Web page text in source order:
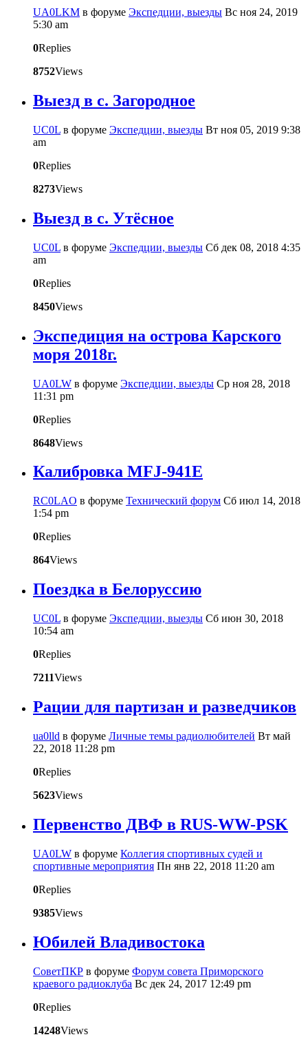
UA0LKM в форуме Экспедции, выезды Вс ноя 24, 2019
5:30 am
0Replies
8752Views
Выезд в с. Загородное
UC0L в форуме Экспедции, выезды Вт ноя 05, 2019 9:38
am
0Replies
8273Views
Выезд в с. Утёсное
UC0L в форуме Экспедции, выезды Сб дек 08, 2018 4:35
am
0Replies
8450Views
Экспедиция на острова Карского
моря 2018г.
UA0LW в форуме Экспедции, выезды Ср ноя 28, 2018
11:31 pm
0Replies
8648Views
Калибровка MFJ-941E
RC0LAO в форуме Технический форум Сб июл 14, 2018
1:54 pm
0Replies
864Views
Поездка в Белоруссию
UC0L в форуме Экспедции, выезды Сб июн 30, 2018
10:54 am
0Replies
7211Views
Рации для партизан и разведчиков
ua0lld в форуме Личные темы радиолюбителей Вт май
22, 2018 11:28 pm
0Replies
5623Views
Первенство ДВФ в RUS-WW-PSK
UA0LW в форуме Коллегия спортивных судей и
спортивные мероприятия Пн янв 22, 2018 11:20 am
0Replies
9385Views
Юбилей Владивостока
CоветПКР в форуме Форум совета Приморского
краевого радиоклуба Вс дек 24, 2017 12:49 pm
0Replies
14248Views